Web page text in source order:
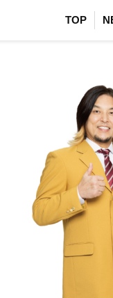
TOP